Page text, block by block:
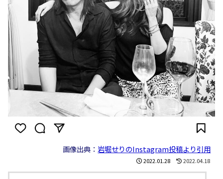
画像出典：岩堀せりのInstagram投稿より引用
2022.01.28 2022.04.18